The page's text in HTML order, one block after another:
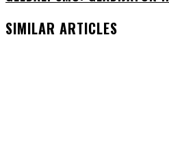
SIMILAR ARTICLES